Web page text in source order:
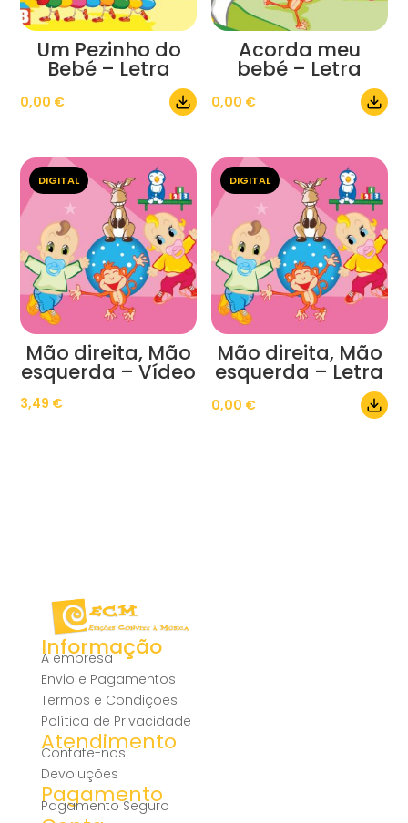
Um Pezinho do
Bebé – Letra
0,00 €
Acorda meu
bebé – Letra
0,00 €
DIGITAL
Mão direita, Mão
esquerda – Vídeo
3,49 €
DIGITAL
Mão direita, Mão
esquerda – Letra
0,00 €
Informação
A empresa
Envio e Pagamentos
Termos e Condições
Política de Privacidade
Atendimento
Contate-nos
Devoluções
Pagamento
Pagamento Seguro